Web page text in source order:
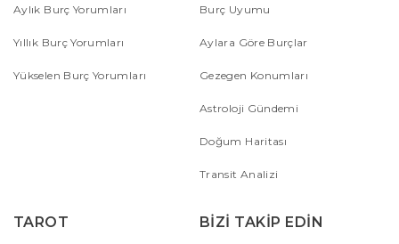
Aylık Burç Yorumları
Yıllık Burç Yorumları
Yükselen Burç Yorumları
Burç Uyumu
Aylara Göre Burçlar
Gezegen Konumları
Astroloji Gündemi
Doğum Haritası
Transit Analizi
TAROT BİZİ TAKİP EDİN